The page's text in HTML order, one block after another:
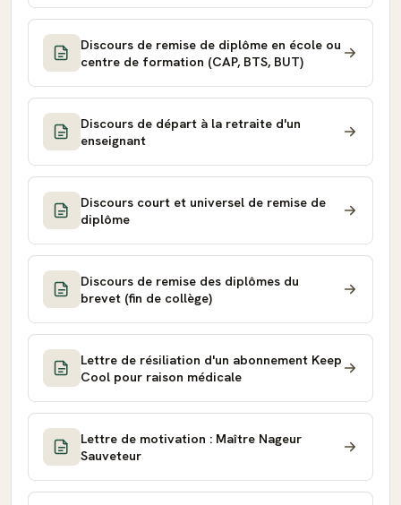
Discours de remise de diplôme en école ou
centre de formation (CAP, BTS, BUT)
Discours de départ à la retraite d'un
enseignant
Discours court et universel de remise de
diplôme
Discours de remise des diplômes du
brevet (fin de collège)
Lettre de résiliation d'un abonnement Keep
Cool pour raison médicale
Lettre de motivation : Maître Nageur
Sauveteur